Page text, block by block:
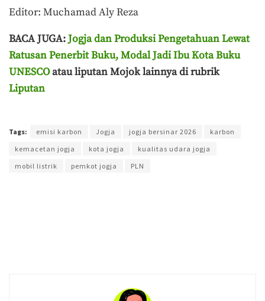
Editor: Muchamad Aly Reza
BACA JUGA:Jogja dan Produksi Pengetahuan Lewat
Ratusan Penerbit Buku, Modal Jadi Ibu Kota Buku
UNESCOatau liputan Mojok lainnya di rubrik
Liputan
Tags: emisi karbon Jogja jogja bersinar 2026
karbon
kemacetan jogja
kota jogja
kualitas udara jogja
mobil listrik
pemkot jogja PLN